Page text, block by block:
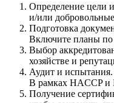
Определение цели
и/или
Подготовка
Включите планы по
Выбор
хозяйстве и
Аудит и
В рамках HACCP и
Получение